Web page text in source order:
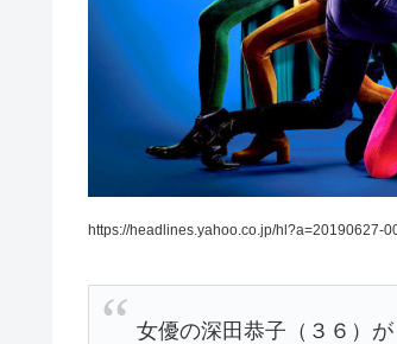
https://headlines.yahoo.co.jp/hl?a=20190627-
女優の深田恭子（３６）が